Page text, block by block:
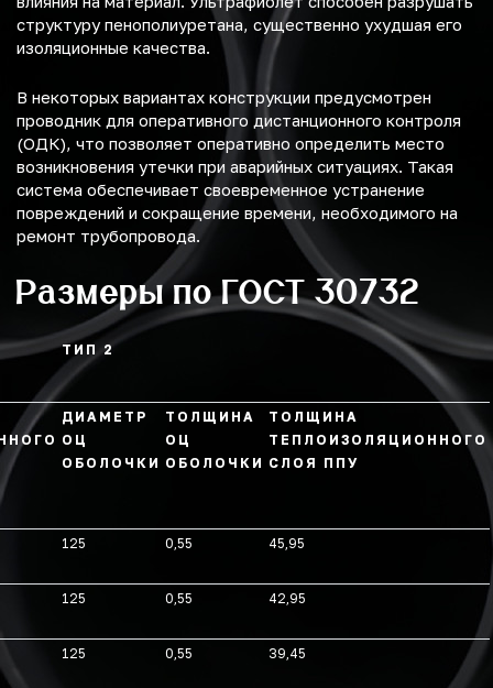
структуру пенополиуретана, существенно ухудшая его
изоляционные качества.
В некоторых вариантах конструкции предусмотрен
проводник для оперативного дистанционного контроля
(ОДК), что позволяет оперативно определить место
возникновения утечки при аварийных ситуациях. Такая
система обеспечивает своевременное устранение
повреждений и сокращение времени, необходимого на
ремонт трубопровода.
Размеры по ГОСТ 30732
ТИП 2
ДИАМЕТР
ОЦ
ОБОЛОЧКИ
ТОЛЩИНА
ОЦ
ОБОЛОЧКИ
ТОЛЩИНА
ТЕПЛОИЗОЛЯЦИОННОГО
СЛОЯ ППУ
125 0,55 45,95
125 0,55 42,95
125 0,55 39,45